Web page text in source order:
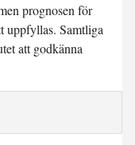
prognosen för
uppfyllas. Samtliga
att godkänna